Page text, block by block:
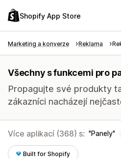
Shopify App Store
Marketing a konverze Reklama
Všechny s funkcemi pro
Propagujte své produkty
zákazníci nacházejí
Více aplikací (368) s: Panely
Built for Shopify